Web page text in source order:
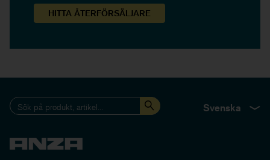
HITTA ÅTERFÖRSÄLJARE
Svenska